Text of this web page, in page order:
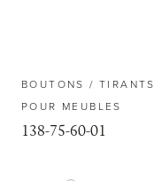
BOUTONS / TIRANTS
POUR MEUBLES
138-75-60-01